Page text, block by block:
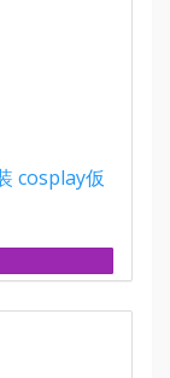
cosplay仮